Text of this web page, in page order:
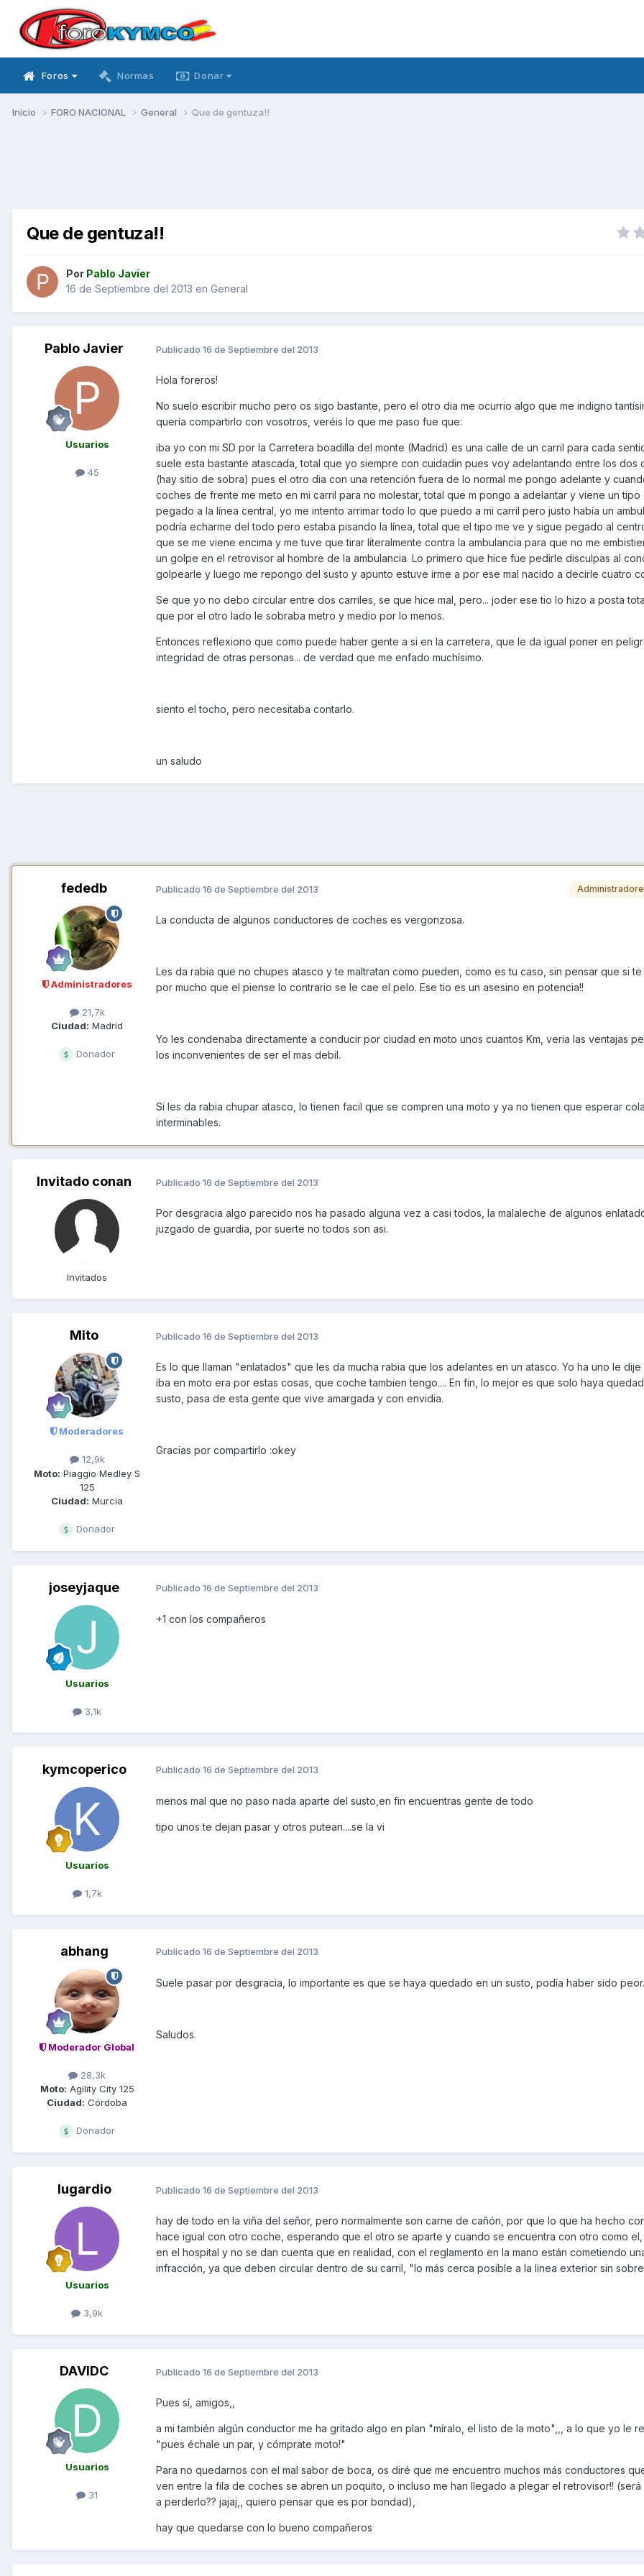
Foros Normas Donar
Inicio FORO NACIONAL General Que de gentuza!!
Que de gentuza!!
Por Pablo Javier
16 de Septiembre del 2013 en General
Pablo Javier
Usuarios
45
Publicado 16 de Septiembre del 2013
Hola foreros!
No suelo escribir mucho pero os sigo bastante, pero el otro dia me ocurrio algo que me indigno
quería compartirlo con vosotros, veréis lo que me paso fue que:
iba yo con mi SD por la Carretera boadilla del monte (Madrid) es una calle de un carril para cada
suele esta bastante atascada, total que yo siempre con cuidadin pues voy adelantando entre los dos
(hay sitio de sobra) pues el otro dia con una retención fuera de lo normal me pongo adelante y
coches de frente me meto en mi carril para no molestar, total que m pongo a adelantar y viene un
pegado a la línea central, yo me intento arrimar todo lo que puedo a mi carril pero justo había un
podría echarme del todo pero estaba pisando la línea, total que el tipo me ve y sigue pegado al
que se me viene encima y me tuve que tirar literalmente contra la ambulancia para que no me
un golpe en el retrovisor al hombre de la ambulancia. Lo primero que hice fue pedirle disculpas al
golpearle y luego me repongo del susto y apunto estuve irme a por ese mal nacido a decirle cuatro
Se que yo no debo circular entre dos carriles, se que hice mal, pero... joder ese tio lo hizo a posta
que por el otro lado le sobraba metro y medio por lo menos.
Entonces reflexiono que como puede haber gente a si en la carretera, que le da igual poner en
integridad de otras personas... de verdad que me enfado muchísimo.
siento el tocho, pero necesitaba contarlo.
un saludo
fededb
Administradores
21,7k
Ciudad: Madrid
Donador
Publicado 16 de Septiembre del 2013
La conducta de algunos conductores de coches es vergonzosa.
Les da rabia que no chupes atasco y te maltratan como pueden, como es tu caso, sin pensar que si
por mucho que el piense lo contrario se le cae el pelo. Ese tio es un asesino en potencia!!
Yo les condenaba directamente a conducir por ciudad en moto unos cuantos Km, veria las ventajas
los inconvenientes de ser el mas debil.
Si les da rabia chupar atasco, lo tienen facil que se compren una moto y ya no tienen que esperar
interminables.
Invitado conan
Invitados
Publicado 16 de Septiembre del 2013
Por desgracia algo parecido nos ha pasado alguna vez a casi todos, la malaleche de algunos
juzgado de guardia, por suerte no todos son asi.
Mito
Moderadores
12,9k
Moto: Piaggio Medley S
125
Ciudad: Murcia
Donador
Publicado 16 de Septiembre del 2013
Es lo que llaman "enlatados" que les da mucha rabia que los adelantes en un atasco. Yo ha uno le
iba en moto era por estas cosas, que coche tambien tengo.... En fin, lo mejor es que solo haya
susto, pasa de esta gente que vive amargada y con envidia.
Gracias por compartirlo :okey
joseyjaque
Usuarios
3,1k
Publicado 16 de Septiembre del 2013
+1 con los compañeros
kymcoperico
Usuarios
1,7k
Publicado 16 de Septiembre del 2013
menos mal que no paso nada aparte del susto,en fin encuentras gente de todo
tipo unos te dejan pasar y otros putean....se la vi
abhang
Moderador Global
28,3k
Moto: Agility City 125
Ciudad: Córdoba
Donador
Publicado 16 de Septiembre del 2013
Suele pasar por desgracia, lo importante es que se haya quedado en un susto, podía haber sido peor.
Saludos.
lugardio
Usuarios
3,9k
Publicado 16 de Septiembre del 2013
hay de todo en la viña del señor, pero normalmente son carne de cañón, por que lo que ha hecho
hace igual con otro coche, esperando que el otro se aparte y cuando se encuentra con otro como el,
en el hospital y no se dan cuenta que en realidad, con el reglamento en la mano están cometiendo
infracción, ya que deben circular dentro de su carril, "lo más cerca posible a la linea exterior sin
DAVIDC
Usuarios
31
Publicado 16 de Septiembre del 2013
Pues sí, amigos,,
a mi también algún conductor me ha gritado algo en plan "míralo, el listo de la moto",,, a lo que yo le
"pues échale un par, y cómprate moto!"
Para no quedarnos con el mal sabor de boca, os diré que me encuentro muchos más conductores
ven entre la fila de coches se abren un poquito, o incluso me han llegado a plegar el retrovisor!!
a perderlo?? jajaj,, quiero pensar que es por bondad),
hay que quedarse con lo bueno compañeros